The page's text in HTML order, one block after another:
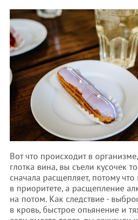
Вот что происходит в
глотка вина, вы съели кусочек
сначала расщепляет, потому
в приоритете, а расщепление
на потом. Как следствие -
в кровь, быстрое опьянение и